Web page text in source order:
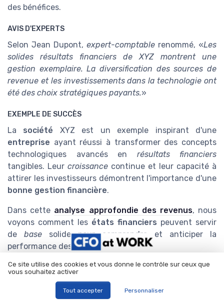
des bénéfices.
AVIS D'EXPERTS
Selon Jean Dupont, expert-comptable renommé, «Les
solides résultats financiers de XYZ montrent une
gestion exemplaire. La diversification dessources de
revenue et les investissements dans la technologie ont
été des choix stratégiques payants.»
EXEMPLE DE SUCCÈS
La société XYZ est un exemple inspirant d'une
entreprise ayant réussi à transformer des concepts
technologiques avancés en résultats financiers
tangibles. Leur croissance continue et leur capacité à
attirer les investisseurs démontrent l'importance d'une
bonne gestion financière.
Dans cette analyse approfondie des revenus, nous
voyons comment les états financiers peuvent servir
de base solide pour comprendre et anticiper la
performance des entreprises.
Titres-restaurant :
le guide complet pour
sélectionner le bon
Téléchargez gratuitement le livre blanc
Ce site utilise des cookies et vous donne le contrôle sur ceux que
vous souhaitez activer
Tout accepter Personnaliser